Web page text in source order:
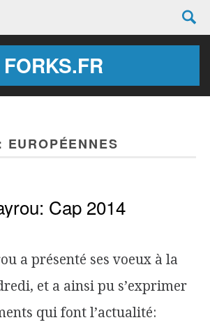
FORKS.FR
EUROPÉENNES
Cap 2014
a présenté ses voeux à la
et a ainsi pu s’exprimer
qui font l’actualité: